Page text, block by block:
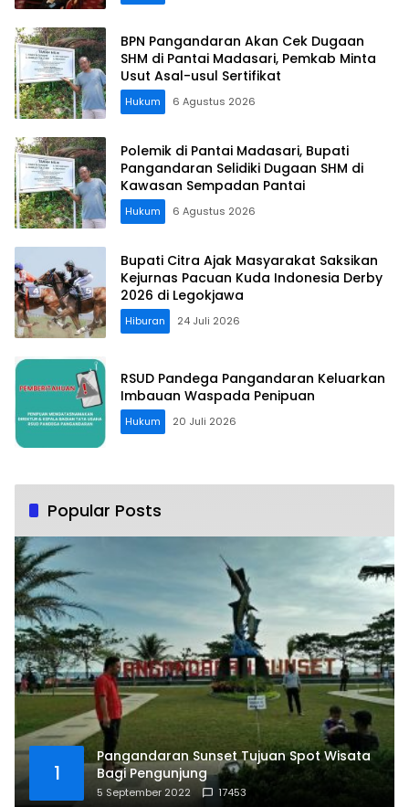
BPN Pangandaran Akan Cek Dugaan
SHM di Pantai Madasari, Pemkab Minta
Usut Asal-usul Sertifikat
Hukum 6 Agustus 2026
Polemik di Pantai Madasari, Bupati
Pangandaran Selidiki Dugaan SHM di
Kawasan Sempadan Pantai
Hukum 6 Agustus 2026
Bupati Citra Ajak Masyarakat Saksikan
Kejurnas Pacuan Kuda Indonesia Derby
2026 di Legokjawa
Hiburan 24 Juli 2026
RSUD Pandega Pangandaran Keluarkan
Imbauan Waspada Penipuan
Hukum 20 Juli 2026
Popular Posts
1
Pangandaran Sunset Tujuan Spot Wisata
Bagi Pengunjung
5 September 2022 17453